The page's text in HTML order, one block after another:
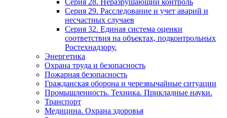
Серия 28. Неразрушающий контроль
Серия 29. Расследование и учет аварий и
несчастных случаев
Серия 32. Единая система оценки
соответствия на объектах, подконтрольных
Ростехнадзору.
Энергетика
Охрана труда и безопасность
Пожарная безопасность
Гражданская оборона и черезвычайные ситуации
Промышленность. Техника. Прикладные науки.
Транспорт
Медицина. Охрана здоровья